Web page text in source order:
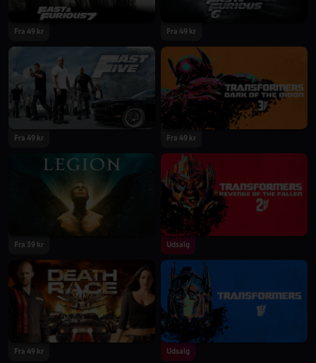
Fra 49 kr Fra 49 kr
Fra 49 kr Fra 49 kr
Fra 39 kr Udsalg
Fra 49 kr Udsalg